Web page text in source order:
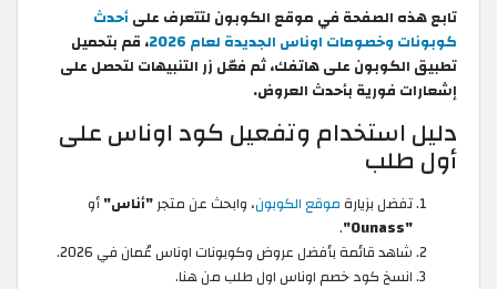
تابع هذه الصفحة في موقع الكوبون لتتعرف علىأحدث
كوبونات وخصومات اوناس الجديدة لعام 2026
، قم بتحميل
تطبيق الكوبون على هاتفك، ثم فعّل زر التنبيهات لتحصل على
إشعارات فورية بأحدث العروض.
دليل استخدام وتفعيل كود اوناس على
أول طلب
تفضل بزيارة موقع الكوبون، وابحث عن متجر"أناس"أو
"Ounass"
.
شاهد قائمة بأفضل عروض وكوبونات اوناس عُمان في 2026.
انسخ كود خصم اوناس اول طلب من هنا.